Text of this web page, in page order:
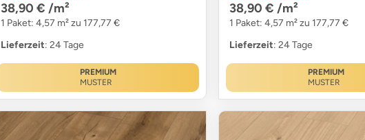
38,90 € /m²
1 Paket: 4,57 m² zu 177,77 €
Lieferzeit: 24 Tage
PREMIUM
MUSTER
38,90 € /m²
1 Paket: 4,57 m² zu 177,77 €
Lieferzeit: 24 Tage
PREMIUM
MUSTER